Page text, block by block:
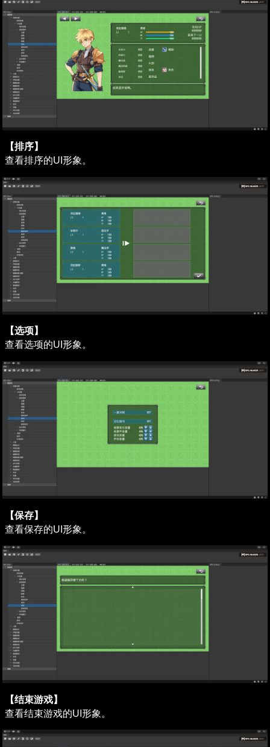
【排序】
查看排序的UI形象。
【选项】
查看选项的UI形象。
【保存】
查看保存的UI形象。
【结束游戏】
查看结束游戏的UI形象。